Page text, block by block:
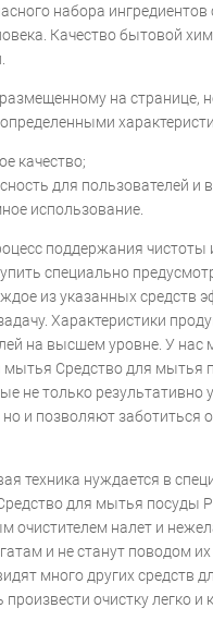
набора
Качество бытовой
на странице,
качество;
для пользователей и
использование.
поддержания чистоты
специально
из указанных средств
Характеристики
на высшем уровне. У
мытья Средство для мытья
не только
но и позволяют заботиться
техника нуждается в
для мытья посуды
очистителем налет и
и не станут поводом
много других средств
очистку легко и